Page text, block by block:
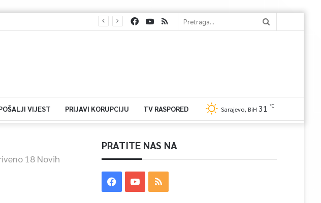
VIJEST PRIJAVI KORUPCIJU TV RASPORED Sarajevo, BiH 31 ℃
18 Novih
PRATITE NAS NA